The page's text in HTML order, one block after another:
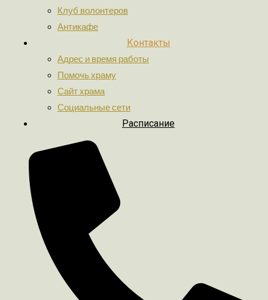
Клуб волонтеров
Антикафе
Контакты
Адрес и время работы
Помочь храму
Сайт храма
Социальные сети
Расписание